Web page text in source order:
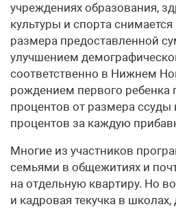
учреждениях образования,
культуры и спорта
размера предоставленной
улучшением
соответственно в Нижнем
рождением первого ребенка
процентов от размера ссуды
процентов за каждую
Многие из участников
семьями в общежитиях и
на отдельную квартиру. Но
и кадровая текучка в школах,